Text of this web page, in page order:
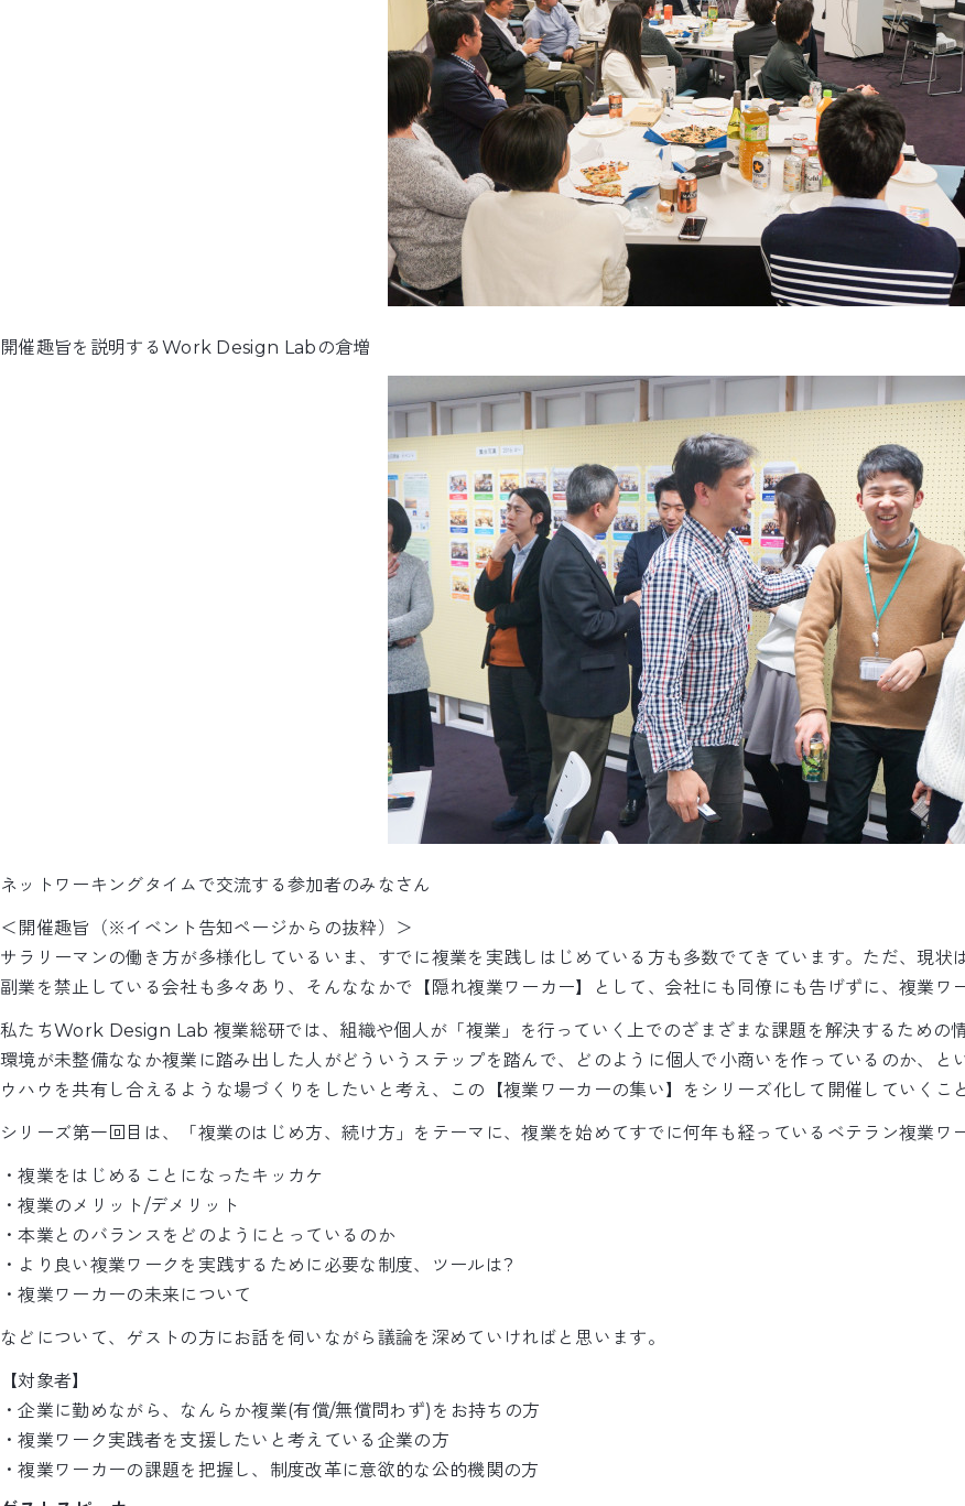
開催趣旨を説明するWork Design Labの倉増
ネットワーキングタイムで交流する参加者のみなさん
＜開催趣旨（※イベント告知ページからの抜粋）＞
サラリーマンの働き方が多様化しているいま、すでに複業を実践しはじめている方も多数でてきています。ただ、現
副業を禁止している会社も多々あり、そんななかで【隠れ複業ワーカー】として、会社にも同僚にも告げずに、複業ワ
私たちWork Design Lab 複業総研では、組織や個人が「複業」を行っていく上でのざまざまな課題を解決するための
環境が未整備ななか複業に踏み出した人がどういうステップを踏んで、どのように個人で小商いを作っているのか、
ウハウを共有し合えるような場づくりをしたいと考え、この【複業ワーカーの集い】をシリーズ化して開催していくこ
シリーズ第一回目は、「複業のはじめ方、続け方」をテーマに、複業を始めてすでに何年も経っているベテラン複業ワ
・複業をはじめることになったキッカケ
・複業のメリット/デメリット
・本業とのバランスをどのようにとっているのか
・より良い複業ワークを実践するために必要な制度、ツールは?
・複業ワーカーの未来について
などについて、ゲストの方にお話を伺いながら議論を深めていければと思います。
【対象者】
・企業に勤めながら、なんらか複業(有償/無償問わず)をお持ちの方
・複業ワーク実践者を支援したいと考えている企業の方
・複業ワーカーの課題を把握し、制度改革に意欲的な公的機関の方